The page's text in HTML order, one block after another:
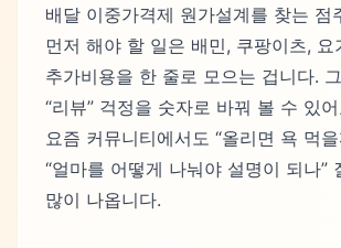
배달 이중가격제 원가설계를 찾는 점
먼저 해야 할 일은 배민, 쿠팡이츠, 요
추가비용을 한 줄로 모으는 겁니다.
“리뷰” 걱정을 숫자로 바꿔 볼 수 있
요즘 커뮤니티에서도 “올리면 욕 먹
“얼마를 어떻게 나눠야 설명이 되나”
많이 나옵니다.